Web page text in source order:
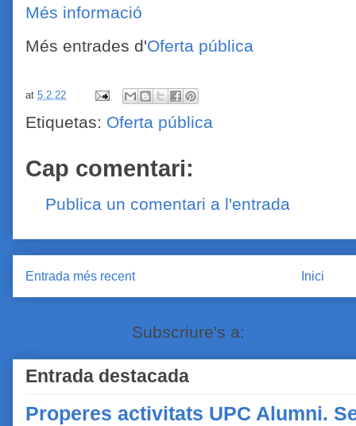
Més informació
Més entrades d'Oferta pública
at 5.2.22
Etiquetas: Oferta pública
Cap comentari:
Publica un comentari a l'entrada
Entrada més recent Inici
Subscriure's a:
Entrada destacada
Properes activitats UPC Alumni.